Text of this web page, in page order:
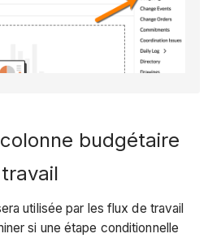
budgétaire
utilisée par les flux de travail
si une étape conditionnelle